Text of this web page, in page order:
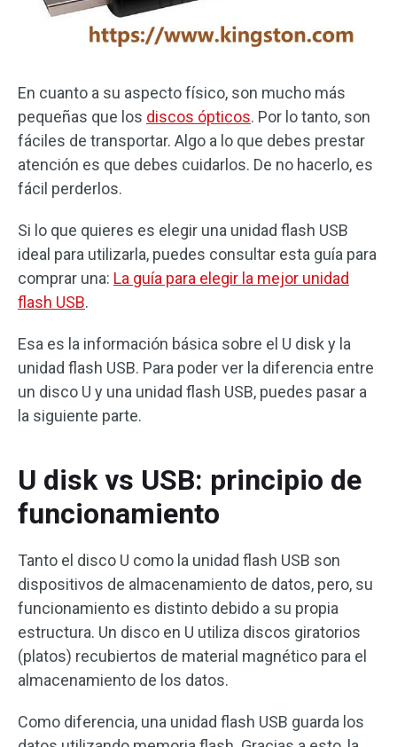
En cuanto a su aspecto físico, son mucho más
pequeñas que los discos ópticos. Por lo tanto, son
fáciles de transportar. Algo a lo que debes prestar
atención es que debes cuidarlos. De no hacerlo, es
fácil perderlos.
Si lo que quieres es elegir una unidad flash USB
ideal para utilizarla, puedes consultar esta guía para
comprar una: La guía para elegir la mejor unidad
flash USB.
Esa es la información básica sobre el U disk y la
unidad flash USB. Para poder ver la diferencia entre
un disco U y una unidad flash USB, puedes pasar a
la siguiente parte.
U disk vs USB: principio de
funcionamiento
Tanto el disco U como la unidad flash USB son
dispositivos de almacenamiento de datos, pero, su
funcionamiento es distinto debido a su propia
estructura. Un disco en U utiliza discos giratorios
(platos) recubiertos de material magnético para el
almacenamiento de los datos.
Como diferencia, una unidad flash USB guarda los